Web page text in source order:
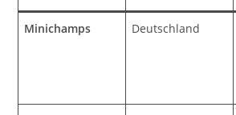
Minichamps Deutschland